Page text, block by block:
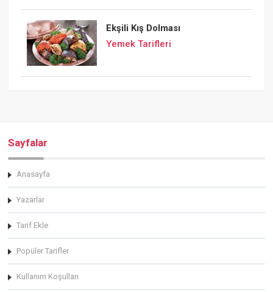
Ekşili Kış Dolması
Yemek Tarifleri
Sayfalar
Anasayfa
Yazarlar
Tarif Ekle
Popüler Tarifler
Kullanım Koşulları